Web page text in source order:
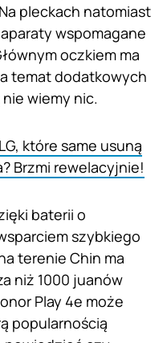
pleckach natomiast
wspomagane
oczkiem ma
temat dodatkowych
wiemy nic.
które same usuną
Brzmi rewelacyjnie!
baterii o
szybkiego
terenie Chin ma
niż 1000 juanów
Play 4e może
popularnością